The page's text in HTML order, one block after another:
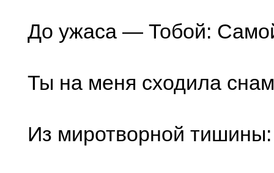
До ужаса — Тобой:
Ты на меня сходила
Из миротворной тишины: